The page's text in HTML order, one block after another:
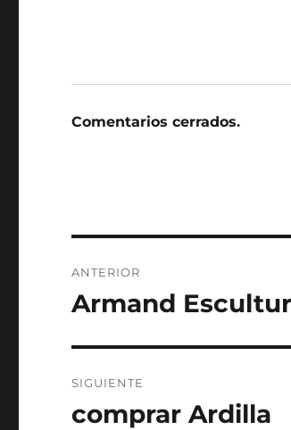
Comentarios cerrados.
de
ANTERIOR
Entrada
Armand
SIGUIENTE
Entrada
comprar Ardilla